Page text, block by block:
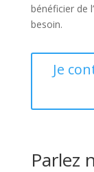
bénéficier de
besoin.
Je
Parlez